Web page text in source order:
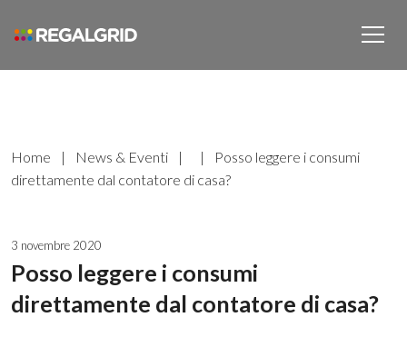
Home | News & Eventi | |
Posso leggere i consumi
direttamente dal contatore di casa?
3 novembre 2020
Posso leggere i consumi
direttamente dal contatore di casa?